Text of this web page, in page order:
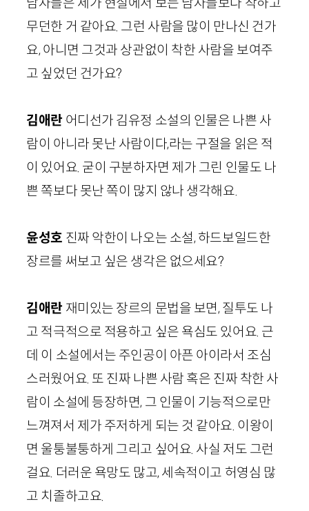
무던한 거 같아요. 그런 사람을 많이 만나신 건가
요, 아니면 그것과 상관없이 착한 사람을 보여주
고 싶었던 건가요?
김애란 어디선가 김유정 소설의 인물은 나쁜 사
람이 아니라 못난 사람이다,라는 구절을 읽은 적
이 있어요. 굳이 구분하자면 제가 그린 인물도 나
쁜 쪽보다 못난 쪽이 많지 않나 생각해요.
윤성호 진짜 악한이 나오는 소설, 하드보일드한
장르를 써보고 싶은 생각은 없으세요?
김애란 재미있는 장르의 문법을 보면, 질투도 나
고 적극적으로 적용하고 싶은 욕심도 있어요. 근
데 이 소설에서는 주인공이 아픈 아이라서 조심
스러웠어요. 또 진짜 나쁜 사람 혹은 진짜 착한 사
람이 소설에 등장하면, 그 인물이 기능적으로만
느껴져서 제가 주저하게 되는 것 같아요. 이왕이
면 울퉁불퉁하게 그리고 싶어요. 사실 저도 그런
걸요. 더러운 욕망도 많고, 세속적이고 허영심 많
고 치졸하고요.